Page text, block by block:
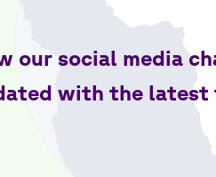
our social media
with the latest